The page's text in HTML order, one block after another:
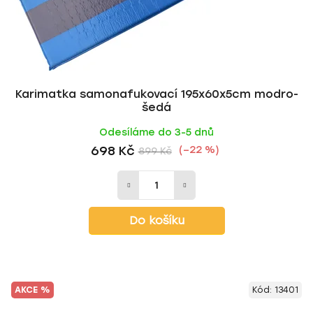
Karimatka samonafukovací 195x60x5cm modro-
šedá
Odesíláme do 3-5 dnů
698 Kč 899 Kč (–22 %)
Do košíku
AKCE % Kód: 13401